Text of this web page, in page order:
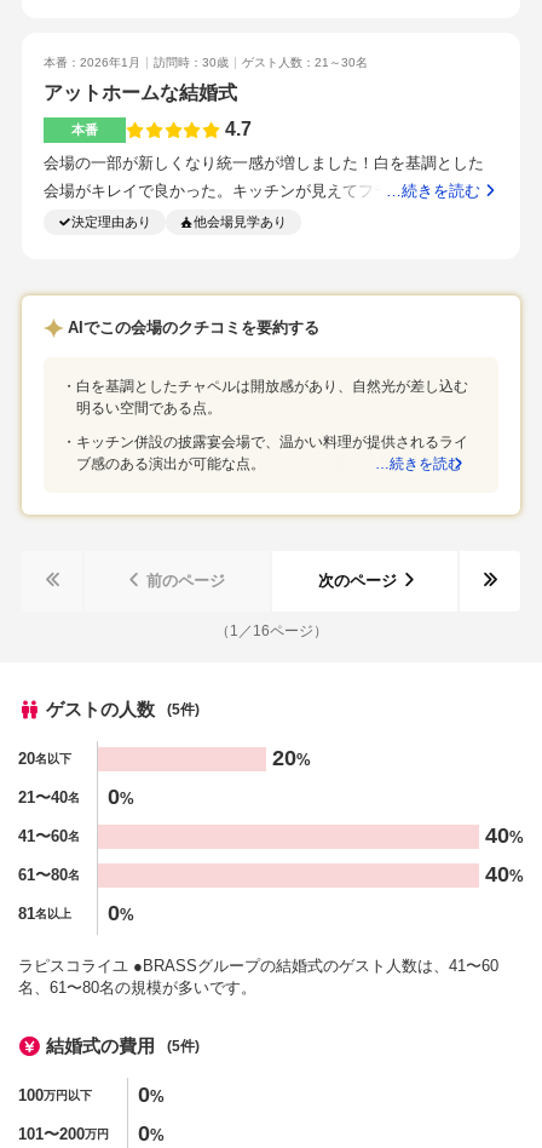
たので気になっていました。駅から近いところも良いと思いま
す。
にしたかったので、お花に値段が予想以上にかかった印象で
す。料理の値段を下げ、ビュッフェをつけたかったのでメニュ
ーの数も減らしました。ブライダルフェアの特典でペーパーア
イテム3万円分プレゼントの特典がありました。3万円を超えて
しまうので、席札・エスコートカード・メニュー表を持ち込み
節約しました。どの料理も美味しく、大満足でした。ラーメン
ビュッフェを行ったのですが、味もこだわって頂きゲストの方
ており、サービス券を頂くことができました。どのスタッフさ
るので困った時にもとても助かりました。披露宴のお色直しで
す。ペーパーアイテムはこだわって作るのがとても楽しいの
クセスが良かったこと、スタッフさんの温かい雰囲気で決めま
本番：2026年1月 訪問時：30歳 ゲスト人数：21～30名
アットホームな結婚式
本番 4.7
会場の一部が新しくなり統一感が増しました！白を基調とした
会場がキレイで良かった。キッチンが見えてフランベをできる
のはとてもいいパフォーマンスになりました。記録撮影を入れ
で、そちらを利用して割り引いたものもありますどれも美味し
くて見た目の綺麗に仕上げておりとても料理がおいしかったと
いです皆さんとても優しくて雰囲気がいいです。プランナーさ
んも相談しやすく打ち合わせも楽しみでした！スタッフの方々
が皆さん優しいのでとても良い雰囲気で結婚式を行うことがで
きるのでお勧めです余裕を持って準備をすることが大切だと思
…続きを読む
決定理由あり 他会場見学あり
AIでこの会場のクチコミを要約する
白を基調としたチャペルは開放感があり、自然光が差し込む
明るい空間である点。
キッチン併設の披露宴会場で、温かい料理が提供されるライ
ブ感のある演出が可能な点。
…続きを読む
前のページ 次のページ
（ 1 ／ 16ページ）
ゲストの人数 (5件)
人数
20名以下 20%
21〜40名 0%
41〜60名 40%
61〜80名 40%
81名以上 0%
ラピスコライユ ●BRASSグループの結婚式のゲスト人数は、41〜60
名、61〜80名の規模が多いです。
結婚式の費用 (5件)
金額
100万円以下 0%
101〜200万円 0%